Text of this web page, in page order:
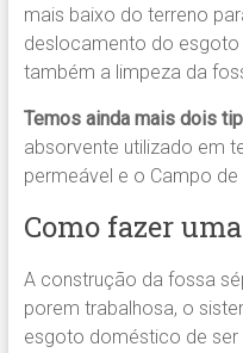
mais baixo do terreno
deslocamento do
também a limpeza da
Temos ainda mais dois
absorvente utilizado em
permeável e o Campo
Como fazer
A construção da fossa
porem trabalhosa, o
esgoto doméstico de